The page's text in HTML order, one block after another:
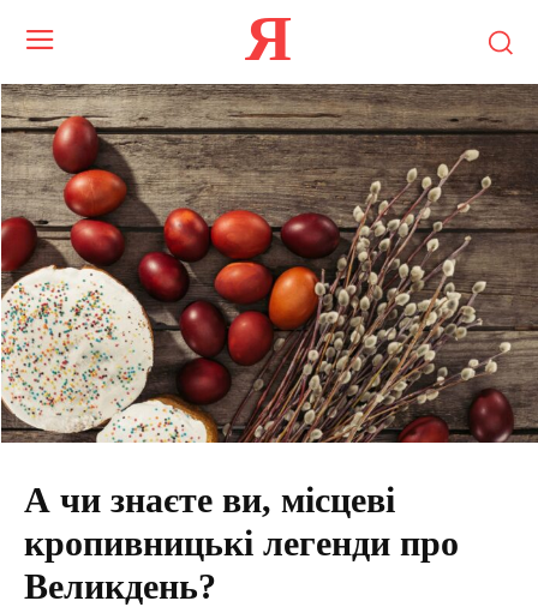
Я
А чи знаєте ви, місцеві
кропивницькі легенди про
Великдень?